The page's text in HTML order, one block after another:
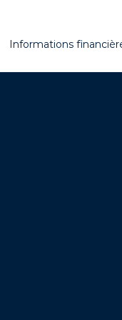
Informations